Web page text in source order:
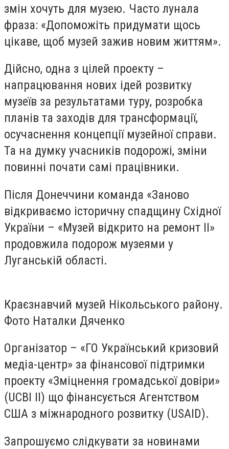
змін хочуть для музею. Часто лунала
фраза: «Допоможіть придумати щось
цікаве, щоб музей зажив новим життям».
Дійсно, одна з цілей проекту –
напрацювання нових ідей розвитку
музеїв за результатами туру, розробка
планів та заходів для трансформації,
осучаснення концепції музейної справи.
Та на думку учасників подорожі, зміни
повинні почати самі працівники.
Після Донеччини команда «Заново
відкриваємо історичну спадщину Східної
України – «Музей відкрито на ремонт II»
продовжила подорож музеями у
Луганській області.
Краєзнавчий музей Нікольського району.
Фото Наталки Дяченко
Організатор – «ГО Український кризовий
медіа-центр» за фінансової підтримки
проекту «Зміцнення громадської довіри»
(UCBI II) що фінансується Агентством
США з міжнародного розвитку (USAID).
Запрошуємо слідкувати за новинами